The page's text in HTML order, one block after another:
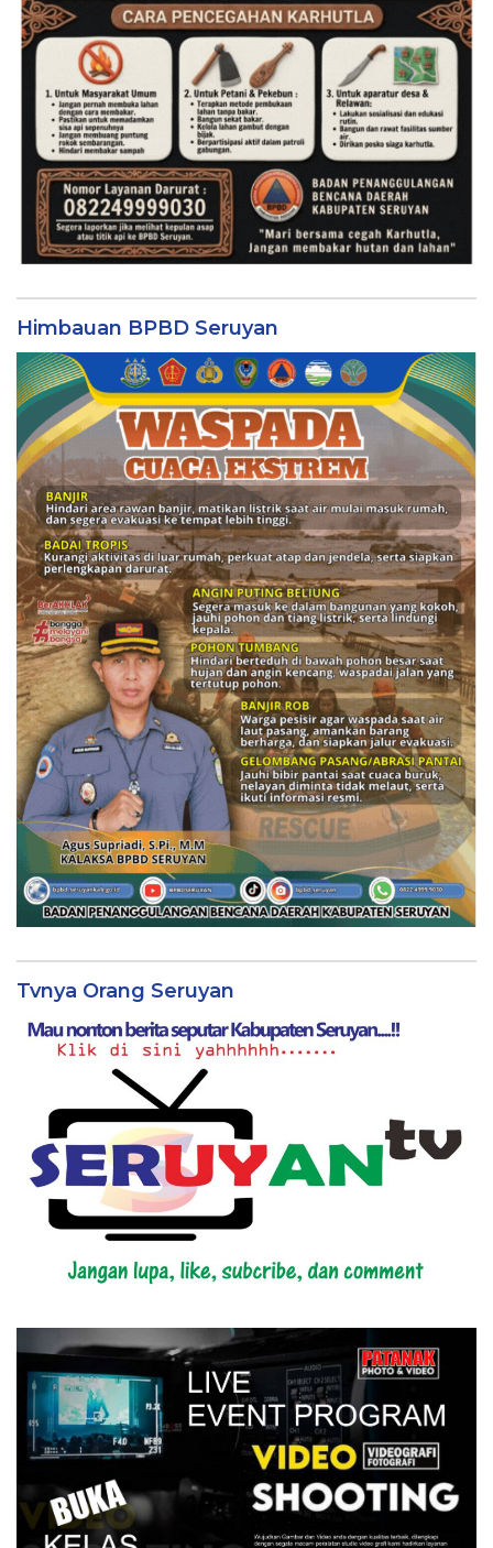
Himbauan BPBD Seruyan
Tvnya Orang Seruyan